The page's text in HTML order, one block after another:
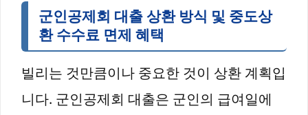
군인공제회 대출 상환 방식 및 중도상
환 수수료 면제 혜택
빌리는 것만큼이나 중요한 것이 상환 계획입
니다. 군인공제회 대출은 군인의 급여일에